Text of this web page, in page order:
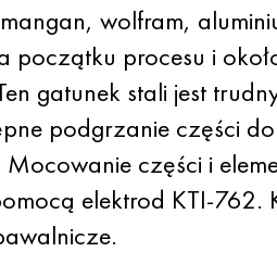
wolfram,
początku procesu i
gatunek stali jest
podgrzanie części
części i
elektrod KTI-762.